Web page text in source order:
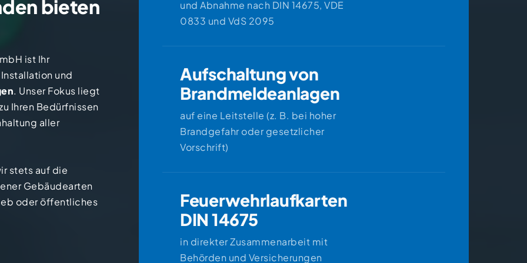
bieten
ist Ihr
und
. Unser Fokus liegt
Ihren Bedürfnissen
aller
stets auf die
Gebäudearten
oder öffentliches
und Abnahme nach DIN 14675, VDE
0833 und VdS 2095
Aufschaltung an Leitstellen
Aufschaltung von
Brandmeldeanlagen
auf eine Leitstelle (z. B. bei hoher
Brandgefahr oder gesetzlicher
Vorschrift)
Feuerwehrlaufkarten DIN 14675
Feuerwehrlaufkarten
DIN 14675
in direkter Zusammenarbeit mit
Behörden und Versicherungen